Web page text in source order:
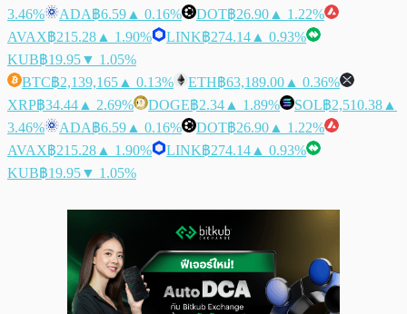
3.46%
ADA฿6.59 ▲ 0.16% DOT฿26.90 ▲ 1.22%
AVAX฿215.28 ▲ 1.90% LINK฿274.14 ▲ 0.93%
KUB฿19.95▼ 1.05%
BTC฿2,139,165 ▲ 0.13% ETH฿63,189.00 ▲ 0.36%
XRP฿34.44 ▲ 2.69% DOGE฿2.34 ▲ 1.89% SOL฿2,510.38 ▲
3.46%
ADA฿6.59 ▲ 0.16% DOT฿26.90 ▲ 1.22%
AVAX฿215.28 ▲ 1.90% LINK฿274.14 ▲ 0.93%
KUB฿19.95▼ 1.05%